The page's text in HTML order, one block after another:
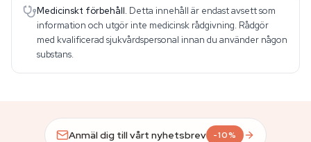
Medicinskt förbehåll. Detta innehåll är endast avsett som
information och utgör inte medicinsk rådgivning. Rådgör
med kvalificerad sjukvårdspersonal innan du använder någon
substans.
Anmäl dig till vårt nyhetsbrev -10%